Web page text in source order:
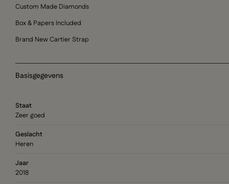
Custom Made Diamonds
Box & Papers Included
Brand New Cartier Strap
Basisgegevens
Staat
Zeer goed
Geslacht
Heren
Jaar
2018